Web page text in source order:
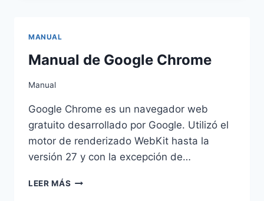
MANUAL
Manual de Google Chrome
Manual
Google Chrome es un navegador web
gratuito desarrollado por Google. Utilizó el
motor de renderizado WebKit hasta la
versión 27 y con la excepción de…
LEER MÁS MANUAL